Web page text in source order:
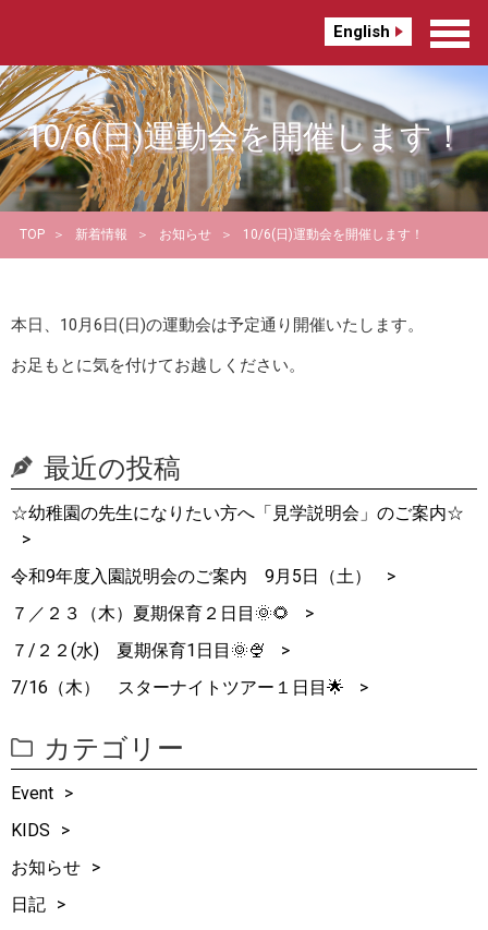
English
10/6(日)運動会を開催します！
TOP 新着情報 お知らせ 10/6(日)運動会を開催します！
本日、10月6日(日)の運動会は予定通り開催いたします。
お足もとに気を付けてお越しください。
最近の投稿
☆幼稚園の先生になりたい方へ「見学説明会」のご案内☆
令和9年度入園説明会のご案内 9月5日（土）
７／２３（木）夏期保育２日目🌞🌻
７/２２(水) 夏期保育1日目🌞🍨
7/16（木） スターナイトツアー１日目🌟
カテゴリー
Event
KIDS
お知らせ
日記